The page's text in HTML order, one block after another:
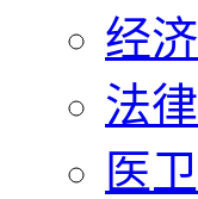
经济
法律
医卫